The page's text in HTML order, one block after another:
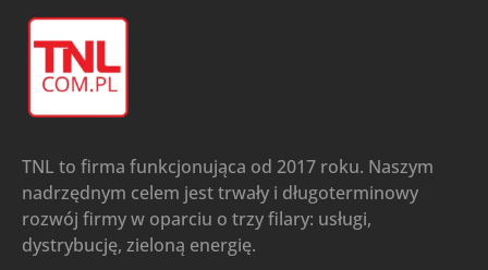
TNL to firma funkcjonująca od 2017 roku. Naszym
nadrzędnym celem jest trwały i długoterminowy
rozwój firmy w oparciu o trzy filary: usługi,
dystrybucję, zieloną energię.